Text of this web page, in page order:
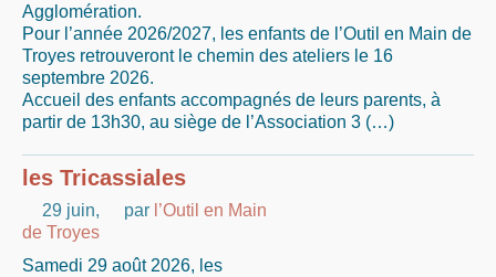
Agglomération.
Pour l’année 2026/2027, les enfants de l’Outil en Main de
Troyes retrouveront le chemin des ateliers le 16
septembre 2026.
Accueil des enfants accompagnés de leurs parents, à
partir de 13h30, au siège de l’Association 3 (…)
les Tricassiales
29 juin, par l’Outil en Main
de Troyes
Samedi 29 août 2026, les